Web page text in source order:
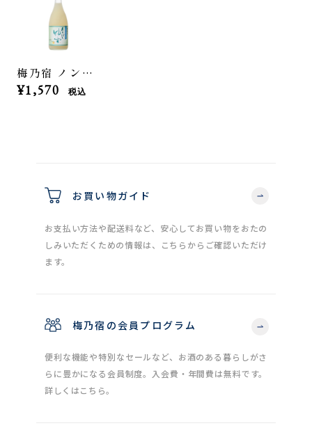
梅乃宿 ノンアルコール あらごしゆず 720ml
¥1,570 税込
お買い物ガイド
お支払い方法や配送料など、安心してお買い物をおたの
しみいただくための情報は、こちらからご確認いただけ
ます。
梅乃宿の会員プログラム
便利な機能や特別なセールなど、お酒のある暮らしがさ
らに豊かになる会員制度。入会費・年間費は無料です。
詳しくはこちら。